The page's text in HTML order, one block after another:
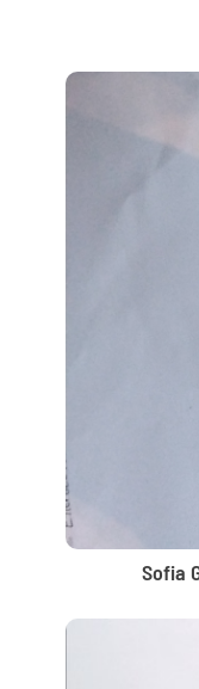
Sofia